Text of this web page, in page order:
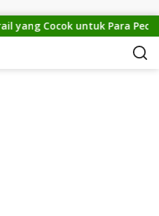
Cocok untuk Para Pecinta